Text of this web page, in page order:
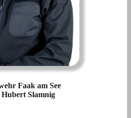
Faak am See
Slamnig